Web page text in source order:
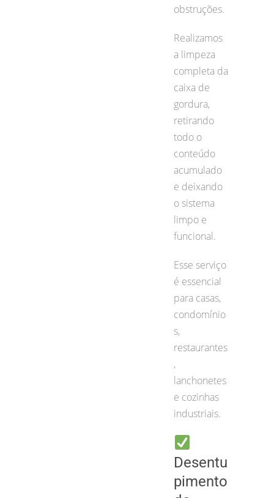
obstruções.
Realizamos
a limpeza
completa da
caixa de
gordura,
retirando
todo o
conteúdo
acumulado
e deixando
o sistema
limpo e
funcional.
Esse serviço
é essencial
para casas,
condomínio
s,
restaurantes
,
lanchonetes
e cozinhas
industriais.
Desentu
pimento